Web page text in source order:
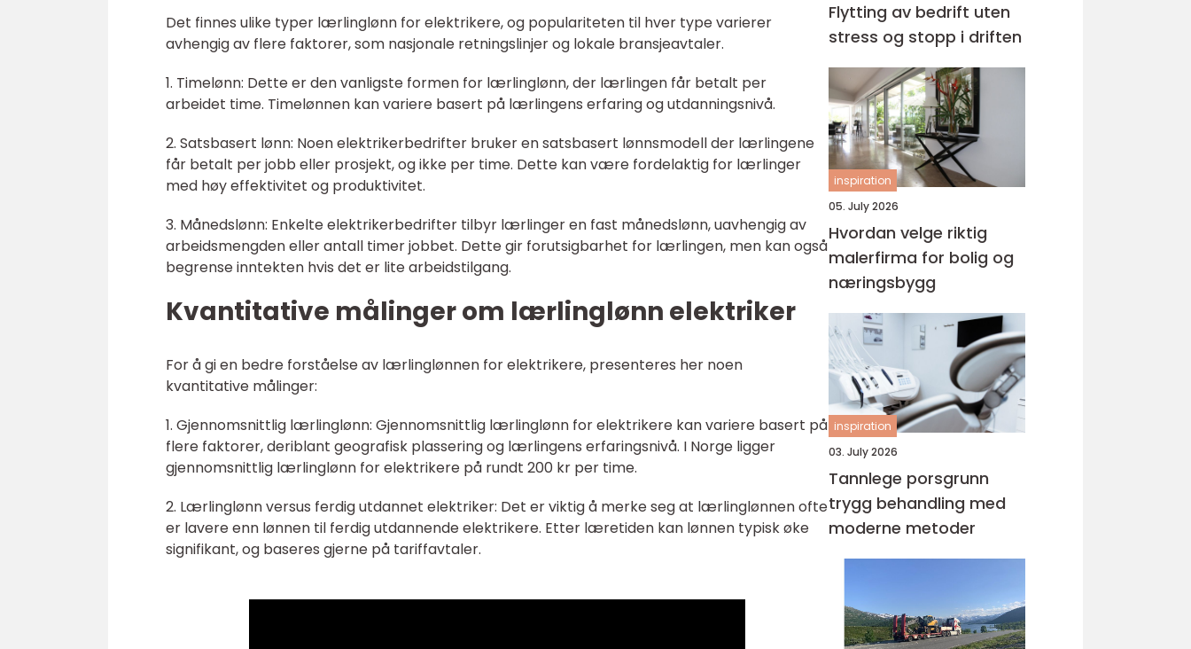
Det finnes ulike typer lærlinglønn for elektrikere, og populariteten til hver type varierer
avhengig av flere faktorer, som nasjonale retningslinjer og lokale bransjeavtaler.
1. Timelønn: Dette er den vanligste formen for lærlinglønn, der lærlingen får betalt per
arbeidet time. Timelønnen kan variere basert på lærlingens erfaring og utdanningsnivå.
2. Satsbasert lønn: Noen elektrikerbedrifter bruker en satsbasert lønnsmodell der lærlingene
får betalt per jobb eller prosjekt, og ikke per time. Dette kan være fordelaktig for lærlinger
med høy effektivitet og produktivitet.
3. Månedslønn: Enkelte elektrikerbedrifter tilbyr lærlinger en fast månedslønn, uavhengig av
arbeidsmengden eller antall timer jobbet. Dette gir forutsigbarhet for lærlingen, men kan også
begrense inntekten hvis det er lite arbeidstilgang.
Kvantitative målinger om lærlinglønn elektriker
For å gi en bedre forståelse av lærlinglønnen for elektrikere, presenteres her noen
kvantitative målinger:
1. Gjennomsnittlig lærlinglønn: Gjennomsnittlig lærlinglønn for elektrikere kan variere basert på
flere faktorer, deriblant geografisk plassering og lærlingens erfaringsnivå. I Norge ligger
gjennomsnittlig lærlinglønn for elektrikere på rundt 200 kr per time.
2. Lærlinglønn versus ferdig utdannet elektriker: Det er viktig å merke seg at lærlinglønnen ofte
er lavere enn lønnen til ferdig utdannende elektrikere. Etter læretiden kan lønnen typisk øke
signifikant, og baseres gjerne på tariffavtaler.
Flytting av bedrift uten
stress og stopp i driften
inspiration
05. July 2026
Hvordan velge riktig
malerfirma for bolig og
næringsbygg
inspiration
03. July 2026
Tannlege porsgrunn
trygg behandling med
moderne metoder